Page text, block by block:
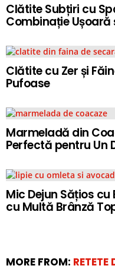
Clătite Subțiri cu
Combinație Ușoară
Clătite cu Zer și
Pufoase
Marmeladă din
Perfectă pentru Un
Mic Dejun Sățios
cu Multă Brânză
MORE FROM: RETETE